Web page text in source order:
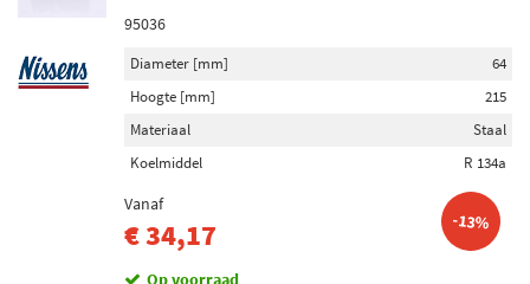
95036
Diameter [mm]
64
Hoogte [mm]
215
Materiaal
Staal
Koelmiddel
R 134a
Vanaf
€ 34,17 -13%
Op voorraad